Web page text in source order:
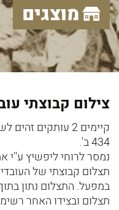
מוצגים
צילום קבוצתי
434 ב'.
נמסר לרוחי ליפשיץ ע''י
במפעל. התצלום נתון
תצלום ובצידו האחר